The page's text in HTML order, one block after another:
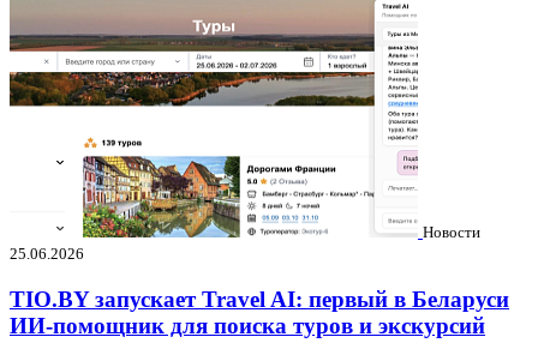
Новости
25.06.2026
TIO.BY запускает Travel AI: первый в Беларуси
ИИ-помощник для поиска туров и экскурсий